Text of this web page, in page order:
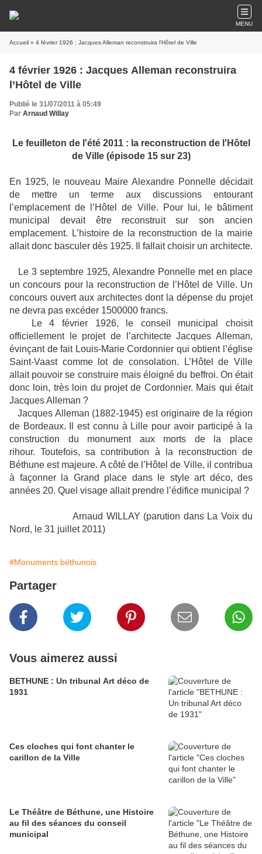
MENU
Accueil » 4 février 1926 : Jacques Alleman reconstruira l’Hôtel de Ville
4 février 1926 : Jacques Alleman reconstruira
l’Hôtel de Ville
Publié le 31/07/2011 à 05:49
Par Arnaud Willay
Le feuilleton de l'été 2011 : la reconstruction de l'Hôtel
de Ville (épisode 15 sur 23)
En 1925, le nouveau Maire Alexandre Ponnelle décidait
de mettre un terme aux discussions entourant
l’emplacement de l’Hôtel de Ville. Pour lui, le bâtiment
municipal devait être reconstruit sur son ancien
emplacement. L’histoire de la reconstruction de la mairie
allait donc basculer dès 1925. Il fallait choisir un architecte.
Le 3 septembre 1925, Alexandre Ponnelle met en place
un concours pour la reconstruction de l’Hôtel de Ville. Un
concours ouvert aux architectes dont la dépense du projet
ne devra pas excéder 1500000 francs.
Le 4 février 1926, le conseil municipal choisit
officiellement le projet de l’architecte Jacques Alleman,
évinçant de fait Louis-Marie Cordonnier qui obtient l’église
Saint-Vaast comme lot de consolation. L’Hôtel de Ville
allait pouvoir se construire mais éloigné du beffroi. On était
donc loin, très loin du projet de Cordonnier. Mais qui était
Jacques Alleman ?
Jacques Alleman (1882-1945) est originaire de la région
de Bordeaux. Il est connu à Lille pour avoir participé à la
construction du monument aux morts de la place
rihour. Toutefois, sa contribution à la reconstruction de
Béthune est majeure. A côté de l’Hôtel de Ville, il contribua
à façonner la Grand place dans le style art déco, des
années 20. Quel visage allait prendre l’édifice municipal ?
Arnaud WILLAY (parution dans La Voix du
Nord, le 31 juillet 2011)
#Monuments béthunois
Partager
Vous aimerez aussi
BETHUNE : Un tribunal Art déco de
1931
Ces cloches qui font chanter le
carillon de la Ville
Le Théâtre de Béthune, une Histoire
au fil des séances du conseil
municipal